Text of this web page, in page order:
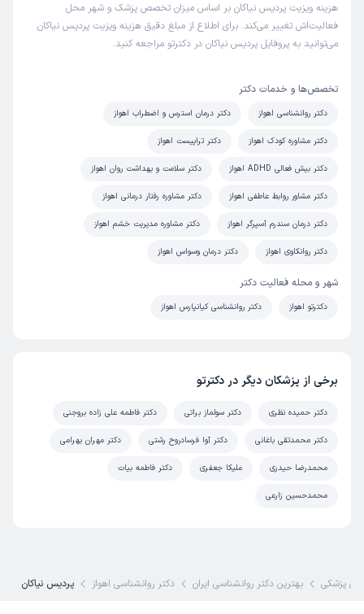
هزینه ویزیت پردیس نیاکان بر اساس میزان تخصص پزشک و شهر محل
فعالیت‌اش تغییر می‌کند. برای اطلاع از مبلغ دقیق هزینه ویزیت پردیس نیاکان
می‌توانید به پروفایل پردیس نیاکان در دکترتو مراجعه کنید.
تخصص‌ها و خدمات دکتر
دکتر روانشناسی اهواز دکتر درمان استرس و اضطراب اهواز
دکتر مشاوره کودک اهواز دکتر تراپیست اهواز
دکتر بیش فعالی ADHD اهواز دکتر سلامت و بهداشت روان اهواز
دکتر مشاور روابط عاطفی اهواز دکتر مشاوره رفتار درمانی اهواز
دکتر درمان سندرم آسپرگر اهواز دکتر مشاوره مدیریت خشم اهواز
دکتر روانکاوی اهواز دکتر درمان وسواس اهواز
شهر و محله فعالیت دکتر
دکترتو اهواز دکتر روانشناسی کیانپارس اهواز
برخی از پزشکان دیگر در دکترتو
دکتر حمیده نظری دکتر سولماز براتی دکتر فاطمه علی زاده بروجنی
دکتر محمدتقی باغانی دکتر آوا فرسادروح رشتی دکتر مهران بهرامی
محمدرضا حیدری ملیکا جعفری دکتر فاطمه بیات
محمدحسین زارعی
پزشکی بهترین دکتر روانشناسی ایران دکتر روانشناسی اهواز پردیس نیاکان